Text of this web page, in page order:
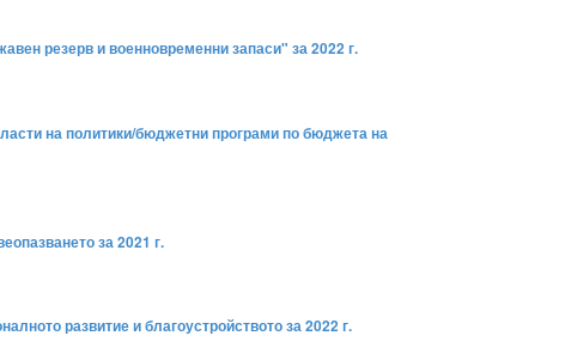
резерв и военновременни запаси" за 2022 г.
на политики/бюджетни програми по бюджета на
за 2021 г.
развитие и благоустройството за 2022 г.